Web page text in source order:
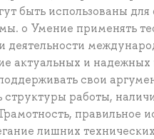
быть использованы
o Умение применять
деятельности
актуальных и
свои
работы,
правильное
лишних